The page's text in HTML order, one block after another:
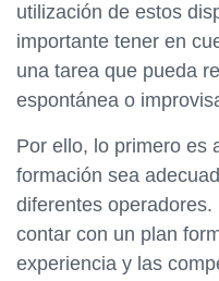
utilización de estos
importante tener en
una tarea que pueda
espontánea o
Por ello, lo primero es
formación sea
diferentes
contar con un plan
experiencia y las